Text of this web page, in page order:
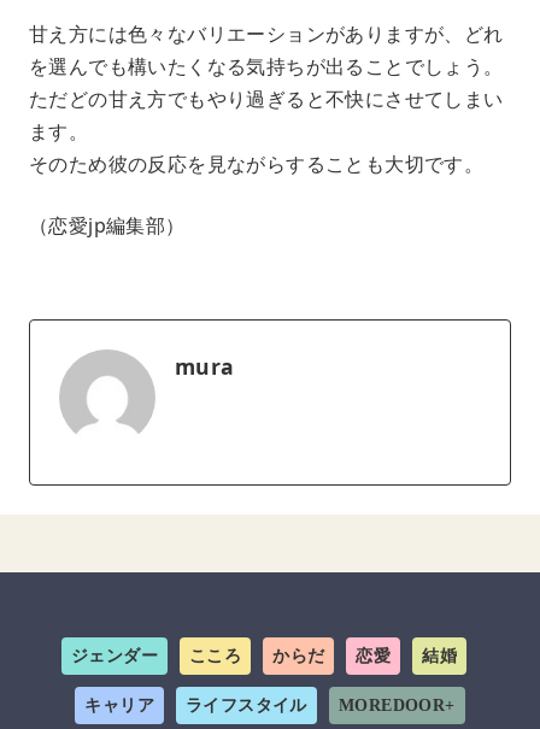
甘え方には色々なバリエーションがありますが、どれ
を選んでも構いたくなる気持ちが出ることでしょう。
ただどの甘え方でもやり過ぎると不快にさせてしまい
ます。
そのため彼の反応を見ながらすることも大切です。
（恋愛jp編集部）
mura
ジェンダー こころ からだ 恋愛 結婚
キャリア ライフスタイル MOREDOOR+